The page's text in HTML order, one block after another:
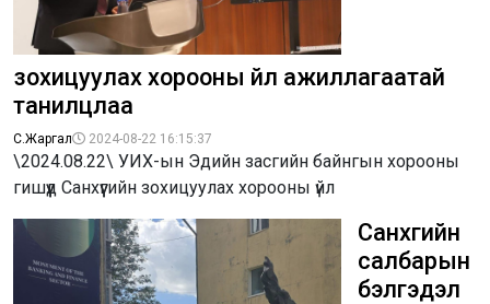
зохицуулах хорооны үйл ажиллагаатай
танилцлаа
С.Жаргал 2024-08-22 16:15:37
\2024.08.22\ УИХ-ын Эдийн засгийн байнгын хорооны
гишүүд Санхүүгийн зохицуулах хорооны үйл
Санхүүгийн
салбарын
бэлгэдэл